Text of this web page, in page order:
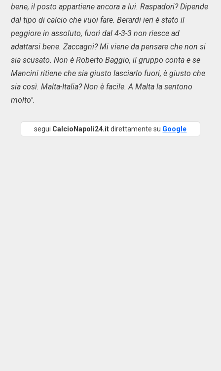
bene, il posto appartiene ancora a lui. Raspadori? Dipende
dal tipo di calcio che vuoi fare. Berardi ieri è stato il
peggiore in assoluto, fuori dal 4-3-3 non riesce ad
adattarsi bene. Zaccagni? Mi viene da pensare che non si
sia scusato. Non è Roberto Baggio, il gruppo conta e se
Mancini ritiene che sia giusto lasciarlo fuori, è giusto che
sia così. Malta-Italia? Non è facile. A Malta la sentono
molto".
segui CalcioNapoli24.itdirettamente su Google